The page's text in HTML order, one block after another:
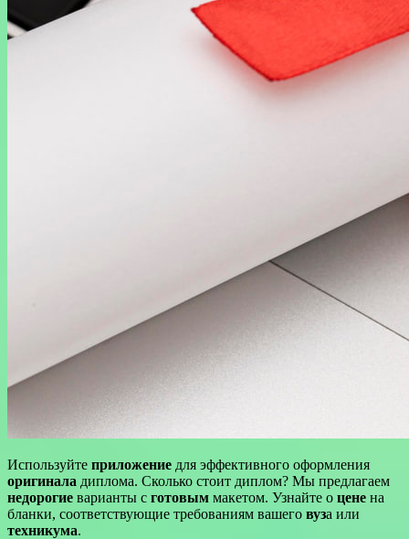
Используйте приложение для эффективного оформления
оригинала диплома. Сколько стоит диплом? Мы предлагаем
недорогие варианты с готовым макетом. Узнайте о цене на
бланки, соответствующие требованиям вашего вуза или
техникума.